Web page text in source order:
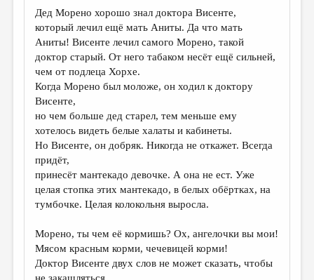
Дед Морено хорошо знал доктора Висенте,
который лечил ещё мать Аниты. Да что мать
Аниты! Висенте лечил самого Морено, такой
доктор старый. От него табаком несёт ещё сильней,
чем от подлеца Хорхе.
Когда Морено был моложе, он ходил к доктору
Висенте,
но чем больше дед старел, тем меньше ему
хотелось видеть белые халаты и кабинеты.
Но Висенте, он добряк. Никогда не откажет. Всегда
придёт,
принесёт мантекадо девочке. А она не ест. Уже
целая стопка этих мантекадо, в белых обёртках, на
тумбочке. Целая колокольня выросла.
Морено, ты чем её кормишь? Ох, ангелочки вы мои!
Мясом красным корми, чечевицей корми!
Доктор Висенте двух слов не может сказать, чтобы